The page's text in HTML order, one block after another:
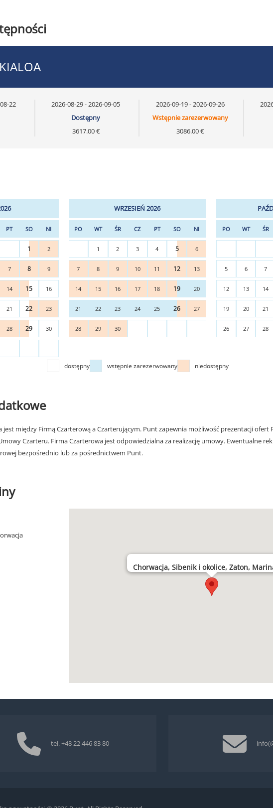
22
2026-08-29 - 2026-09-05
Dostępny
3617.00 €
2026-09-19 - 2026-09-26
Wstępnie zarezerwowany
3086.00 €
PT SO NI
1 2
7 8 9
14 15 16
21 22 23
28 29 30
WRZESIEŃ 2026
PO WT ŚR CZ PT SO NI
1 2 3 4 5 6
7 8 9 10 11 12 13
14 15 16 17 18 19 20
21 22 23 24 25 26 27
28 29 30
PO WT ŚR
5 6 7
12 13 14
19 20 21
26 27 28
dostępny wstępnie zarezerwowany niedostępny
jest między Firmą Czarterową a Czarterującym. Punt zapewnia możliwość prezentacji ofert
Czarteru. Firma Czarterowa jest odpowiedzialna za realizację umowy. Ewentualne
bezpośrednio lub za pośrednictwem Punt.
Chorwacja, Sibenik i okolice, Zaton,
tel.+48 22 446 83 80